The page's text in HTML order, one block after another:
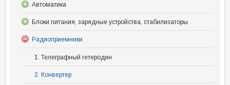
Автоматика
Блоки питания, зарядные устройства, стабилизаторы
Радиоприемники
1. Телеграфный гетеродин
2. Конвертер